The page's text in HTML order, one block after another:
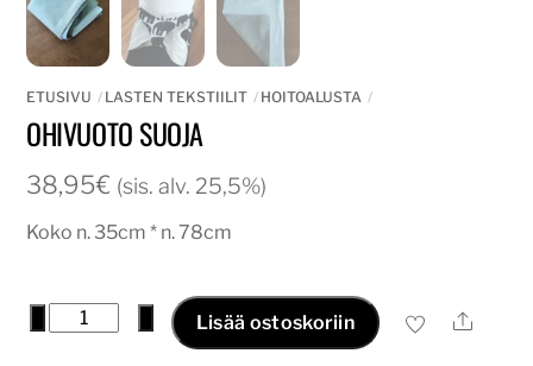
ETUSIVU LASTEN TEKSTIILIT HOITOALUSTA
OHIVUOTO SUOJA
38,95€ (sis. alv. 25,5%)
Koko n. 35cm * n. 78cm
Ohivuoto
Lisää ostoskoriin Ale